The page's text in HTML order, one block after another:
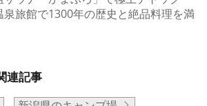
旅館で1300年の歴史と絶品料理を満
連記事